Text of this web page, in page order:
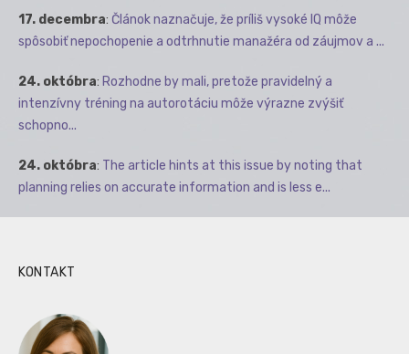
17. decembra: Článok naznačuje, že príliš vysoké IQ môže
spôsobiť nepochopenie a odtrhnutie manažéra od záujmov a ...
24. októbra: Rozhodne by mali, pretože pravidelný a
intenzívny tréning na autorotáciu môže výrazne zvýšiť
schopno...
24. októbra: The article hints at this issue by noting that
planning relies on accurate information and is less e...
KONTAKT